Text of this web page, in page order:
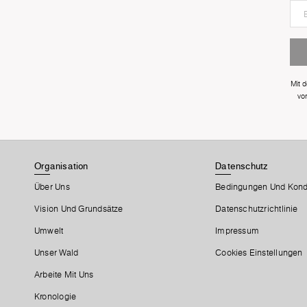
Mit
Organisation
Über Uns
Vision Und Grundsätze
Umwelt
Unser Wald
Arbeite Mit Uns
Kronologie
Datenschutz
Bedingungen Und
Datenschutzrichtlinie
Impressum
Cookies Einstellungen